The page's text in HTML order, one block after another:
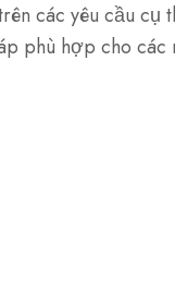
các yêu cầu cụ
hợp cho các